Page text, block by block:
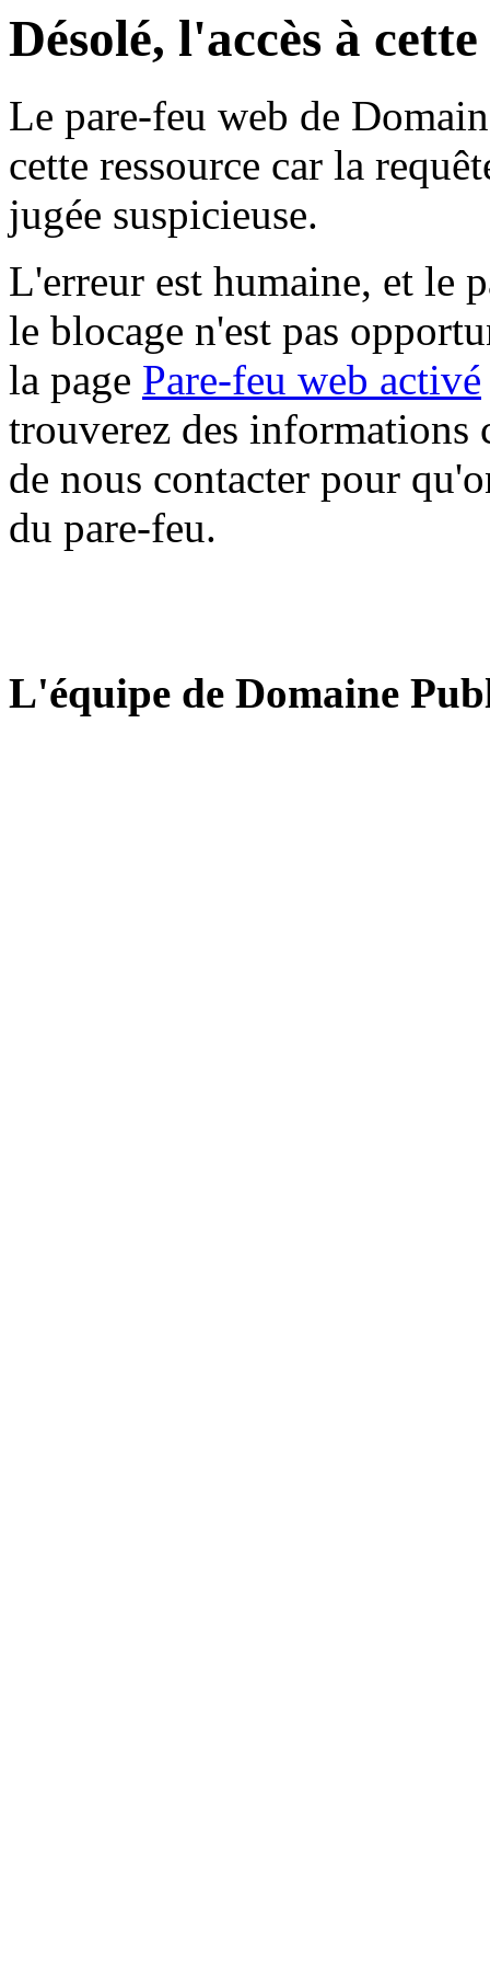
Désolé, l'accès à
Le pare-feu web de
cette ressource car la
jugée suspicieuse.
L'erreur est humaine, et le
le blocage n'est pas
la page Pare-feu web activé
trouverez des informations
de nous contacter pour
du pare-feu.
L'équipe de Domaine